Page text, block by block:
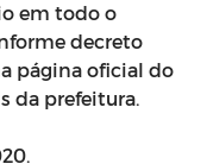
em todo o
decreto
página oficial do
da prefeitura.